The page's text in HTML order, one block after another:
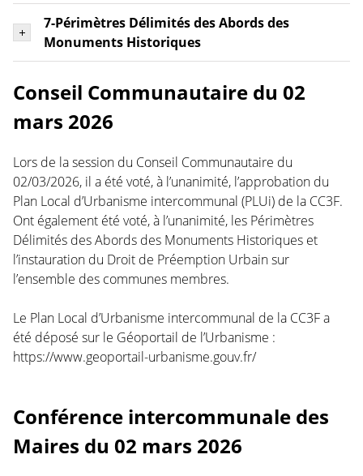
7-Périmètres Délimités des Abords des
Monuments Historiques
Conseil Communautaire du 02
mars 2026
Lors de la session du Conseil Communautaire du
02/03/2026, il a été voté, à l’unanimité, l’approbation du
Plan Local d’Urbanisme intercommunal (PLUi) de la CC3F.
Ont également été voté, à l’unanimité, les Périmètres
Délimités des Abords des Monuments Historiques et
l’instauration du Droit de Préemption Urbain sur
l’ensemble des communes membres.
Le Plan Local d’Urbanisme intercommunal de la CC3F a
été déposé sur le Géoportail de l’Urbanisme :
https://www.geoportail-urbanisme.gouv.fr/
Conférence intercommunale des
Maires du 02 mars 2026